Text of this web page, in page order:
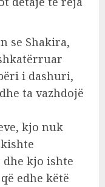
se Shakira,
i dashuri,
ta vazhdojë
kjo nuk
kjo ishte
edhe këtë